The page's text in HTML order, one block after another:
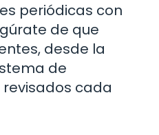
periódicas con
de que
desde la
de
cada